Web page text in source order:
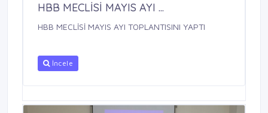
HBB MECLİSİ MAYIS AYI ...
HBB MECLİSİ MAYIS AYI TOPLANTISINI YAPTI
İncele